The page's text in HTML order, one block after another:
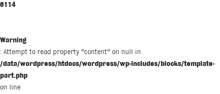
6114
Warning
: Attempt to read property "content" on null in
/data/wordpress/htdocs/wordpress/wp-includes/blocks/template-
part.php
on line